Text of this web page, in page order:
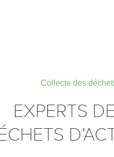
Collecte des
EXPERTS